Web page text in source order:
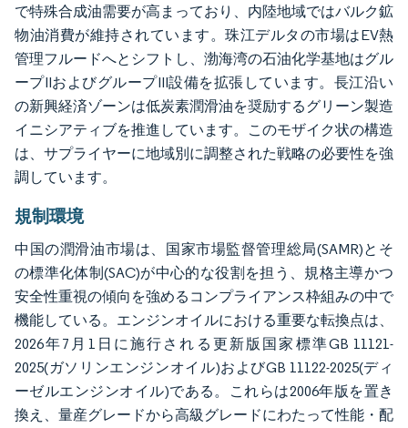
で特殊合成油需要が高まっており、内陸地域ではバルク鉱
物油消費が維持されています。珠江デルタの市場はEV熱
管理フルードへとシフトし、渤海湾の石油化学基地はグル
ープIIおよびグループIII設備を拡張しています。長江沿い
の新興経済ゾーンは低炭素潤滑油を奨励するグリーン製造
イニシアティブを推進しています。このモザイク状の構造
は、サプライヤーに地域別に調整された戦略の必要性を強
調しています。
規制環境
中国の潤滑油市場は、国家市場監督管理総局(SAMR)とそ
の標準化体制(SAC)が中心的な役割を担う、規格主導かつ
安全性重視の傾向を強めるコンプライアンス枠組みの中で
機能している。エンジンオイルにおける重要な転換点は、
2026年7月1日に施行される更新版国家標準GB 11121-
2025(ガソリンエンジンオイル)およびGB 11122-2025(ディ
ーゼルエンジンオイル)である。これらは2006年版を置き
換え、量産グレードから高級グレードにわたって性能・配